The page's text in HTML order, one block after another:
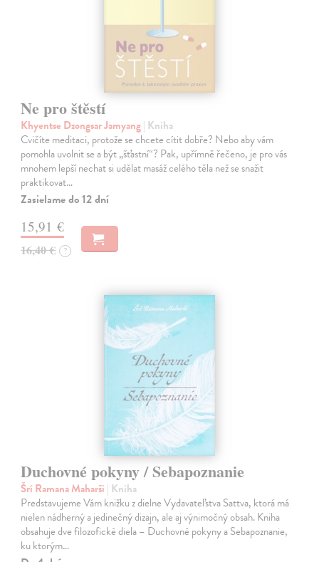
Ne pro štěstí
Khyentse Dzongsar Jamyang| Kniha
Cvičíte meditaci, protože se chcete cítit dobře? Nebo aby vám
pomohla uvolnit se a být „šťastní“? Pak, upřímně řečeno, je pro vás
mnohem lepší nechat si udělat masáž celého těla než se snažit
praktikovat…
Zasielame do 12 dní
15,91 €
16,40 € ?
Duchovné pokyny / Sebapoznanie
Šrí Ramana Maharši | Kniha
Predstavujeme Vám knižku z dielne Vydavateľstva Sattva, ktorá má
nielen nádherný a jedinečný dizajn, ale aj výnimočný obsah. Kniha
obsahuje dve filozofické diela – Duchovné pokyny a Sebapoznanie,
ku ktorým…